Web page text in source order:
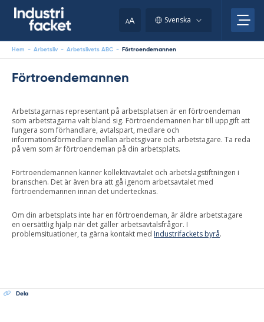
AA Svenska
Hem - Arbetsliv - Arbetslivets ABC - Förtroendemannen
Förtroendemannen
Arbetstagarnas representant på arbetsplatsen är en förtroendeman
som arbetstagarna valt bland sig. Förtroendemannen har till uppgift att
fungera som förhandlare, avtalspart, medlare och
informationsförmedlare mellan arbetsgivare och arbetstagare. Ta reda
på vem som är förtroendeman på din arbetsplats.
Förtroendemannen känner kollektivavtalet och arbetslagstiftningen i
branschen. Det är även bra att gå igenom arbetsavtalet med
förtroendemannen innan det undertecknas.
Om din arbetsplats inte har en förtroendeman, är äldre arbetstagare
en oersättlig hjälp när det gäller arbetsavtalsfrågor. I
problemsituationer, ta gärna kontakt med Industrifackets byrå.
Dela